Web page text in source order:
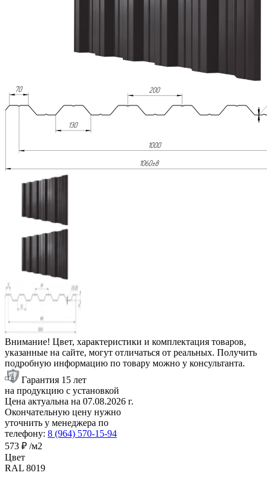
Внимание! Цвет, характеристики и комплектация товаров,
указанные на сайте, могут отличаться от реальных. Получить
подробную информацию по товару можно у консультанта.
Гарантия 15 лет
на продукцию с установкой
Цена актуальна на 07.08.2026 г.
Окончательную цену нужно
уточнить у менеджера по
телефону: 8 (964) 570-15-94
573 ₽ /м2
Цвет
RAL 8019